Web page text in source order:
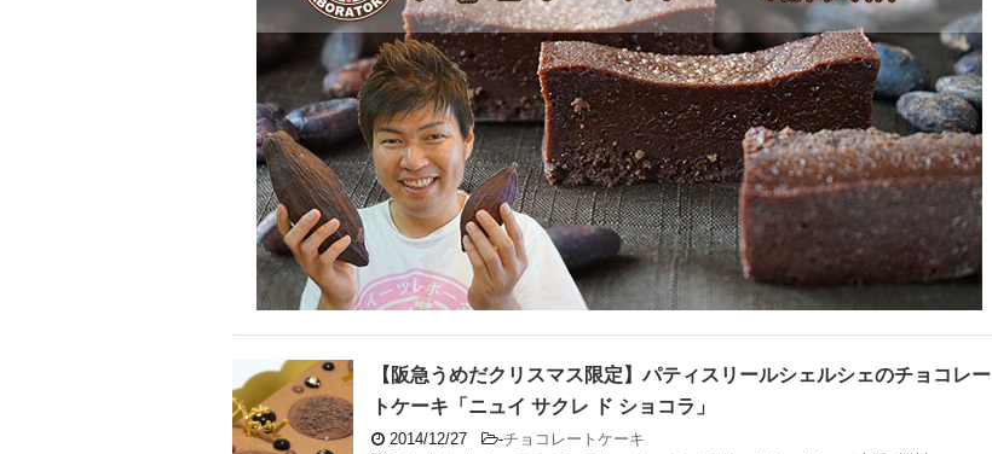
【阪急うめだクリスマス限定】パティスリールシェルシェのチョコレー
トケーキ「ニュイ サクレ ド ショコラ」
2014/12/27 -チョコレートケーキ